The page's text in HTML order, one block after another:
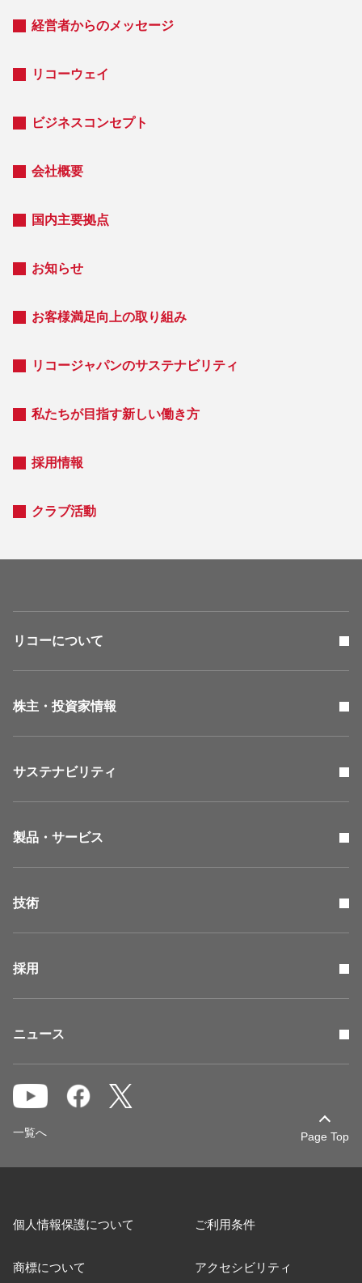
経営者からのメッセージ
リコーウェイ
ビジネスコンセプト
会社概要
国内主要拠点
お知らせ
お客様満足向上の取り組み
リコージャパンのサステナビリティ
私たちが目指す新しい働き方
採用情報
クラブ活動
リコーについて
株主・投資家情報
サステナビリティ
製品・サービス
技術
採用
ニュース
Page Top
一覧へ
個人情報保護について ご利用条件
商標について アクセシビリティ